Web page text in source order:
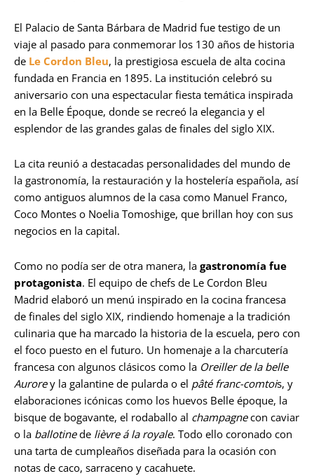
El Palacio de Santa Bárbara de Madrid fue testigo de un
viaje al pasado para conmemorar los 130 años de historia
de Le Cordon Bleu, la prestigiosa escuela de alta cocina
fundada en Francia en 1895. La institución celebró su
aniversario con una espectacular fiesta temática inspirada
en la Belle Époque, donde se recreó la elegancia y el
esplendor de las grandes galas de finales del siglo XIX.
La cita reunió a destacadas personalidades del mundo de
la gastronomía, la restauración y la hostelería española, así
como antiguos alumnos de la casa como Manuel Franco,
Coco Montes o Noelia Tomoshige, que brillan hoy con sus
negocios en la capital.
Como no podía ser de otra manera, la gastronomía fue
protagonista. El equipo de chefs de Le Cordon Bleu
Madrid elaboró un menú inspirado en la cocina francesa
de finales del siglo XIX, rindiendo homenaje a la tradición
culinaria que ha marcado la historia de la escuela, pero con
el foco puesto en el futuro. Un homenaje a la charcutería
francesa con algunos clásicos como la Oreiller de la belle
Aurorey la galantine de pularda o el pâté franc-comtois, y
elaboraciones icónicas como los huevos Belle époque, la
bisque de bogavante, el rodaballo al champagnecon caviar
o la ballotinede lièvre á la royale. Todo ello coronado con
una tarta de cumpleaños diseñada para la ocasión con
notas de caco, sarraceno y cacahuete.